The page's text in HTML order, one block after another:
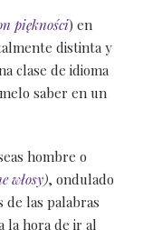
piękności) en
distinta y
clase de idioma
saber en un
hombre o
włosy), ondulado
de las palabras
la hora de ir al